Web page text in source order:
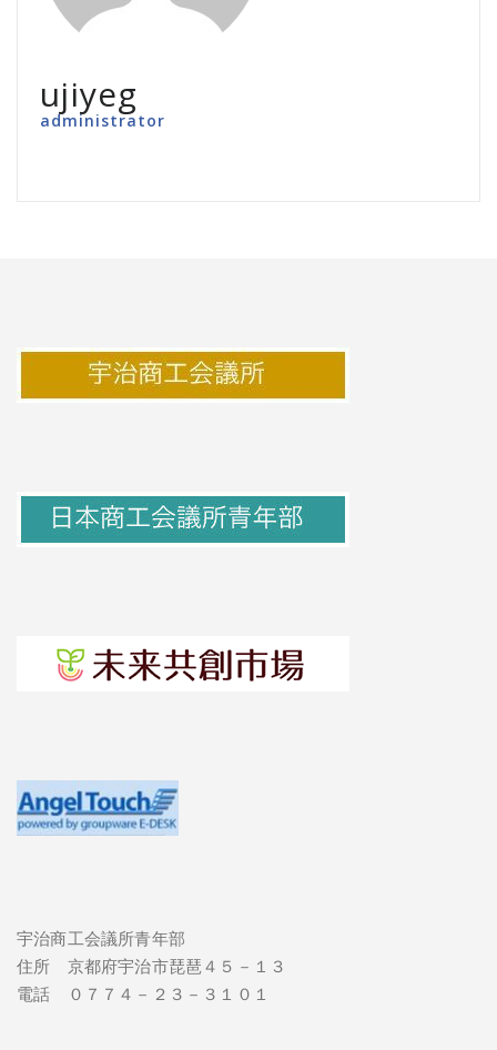
ujiyeg
administrator
宇治商工会議所青年部
住所 京都府宇治市琵琶４５－１３
電話 ０７７４－２３－３１０１